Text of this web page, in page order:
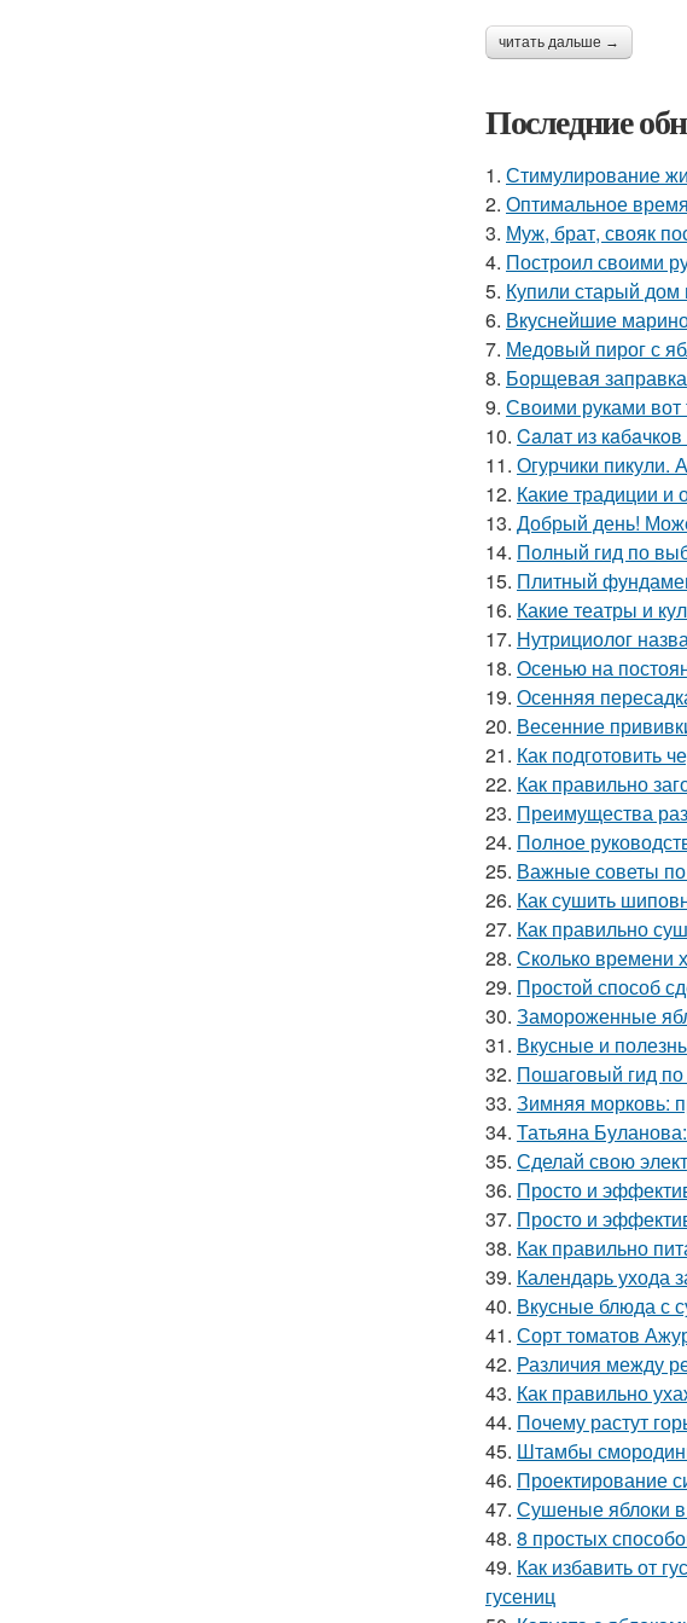
читать дальше →
Последние
1. Стимулирование
2. Оптимальное
3. Муж, брат, свояк
4. Построил своими
5. Купили старый дом
6. Вкуснейшие
7. Медовый пирог с
8. Борщевая
9. Своими руками вот
10. Caлaт из
11. Огурчики пикули.
12. Какие традиции и
13. Добрый день!
14. Полный гид по
15. Плитный
16. Какие театры и
17. Нутрициолог
18. Осенью на
19. Осенняя
20. Весенние
21. Как подготовить
22. Как правильно
23. Преимущества
24. Полное
25. Важные советы по
26. Как сушить
27. Как правильно
28. Сколько времени
29. Простой способ
30. Замороженные
31. Вкусные и
32. Пошаговый гид по
33. Зимняя морковь:
34. Татьяна
35. Сделай свою
36. Просто и
37. Просто и
38. Как правильно
39. Календарь ухода
40. Вкусные блюда с
41. Сорт томатов
42. Различия между
43. Как правильно
44. Почему растут
45. Штамбы
46. Проектирование
47. Сушеные яблоки в
48. 8 простых
49. Как избавить от
гусениц